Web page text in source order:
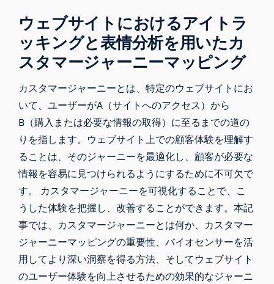
ウェブサイトにおけるアイトラ
ッキングと表情分析を用いたカ
スタマージャーニーマッピング
カスタマージャーニーとは、特定のウェブサイトにお
いて、ユーザーがA（サイトへのアクセス）から
B（購入または必要な情報の取得）に至るまでの道の
りを指します。ウェブサイト上での顧客体験を理解す
ることは、そのジャーニーを最適化し、顧客が必要な
情報を容易に見つけられるようにするために不可欠で
す。 カスタマージャーニーを可視化することで、こ
うした体験を把握し、改善することができます。本記
事では、カスタマージャーニーとは何か、カスタマー
ジャーニーマッピングの重要性、バイオセンサーを活
用してより深い洞察を得る方法、そしてウェブサイト
のユーザー体験を向上させるための効果的なジャーニ